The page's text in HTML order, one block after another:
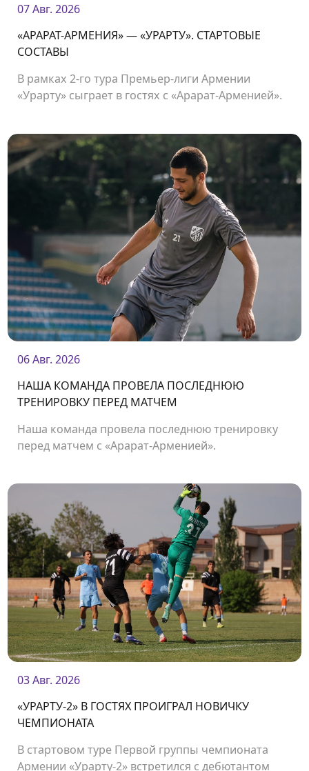
07 Авг. 2026
«АРАРАТ-АРМЕНИЯ» — «УРАРТУ». СТАРТОВЫЕ
СОСТАВЫ
В рамках 2-го тура Премьер-лиги Армении
«Урарту» сыграет в гостях с «Арарат-Арменией».
06 Авг. 2026
НАША КОМАНДА ПРОВЕЛА ПОСЛЕДНЮЮ
ТРЕНИРОВКУ ПЕРЕД МАТЧЕМ
Наша команда провела последнюю тренировку
перед матчем с «Арарат-Арменией».
03 Авг. 2026
«УРАРТУ-2» В ГОСТЯХ ПРОИГРАЛ НОВИЧКУ
ЧЕМПИОНАТА
В стартовом туре Первой группы чемпионата
Армении «Урарту-2» встретился с дебютантом